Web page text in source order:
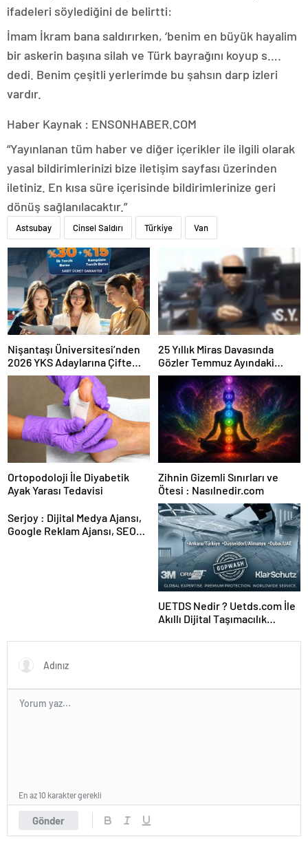
ifadeleri söylediğini de belirtti:
İmam İkram bana saldırırken, ‘benim en büyük hayalim
bir askerin başına silah ve Türk bayrağını koyup s….
dedi. Benim çeşitli yerlerimde bu şahsın darp izleri
vardır.
Haber Kaynak : ENSONHABER.COM
“Yayınlanan tüm haber ve diğer içerikler ile ilgili olarak
yasal bildirimlerinizi bize iletişim sayfası üzerinden
iletiniz. En kısa süre içerisinde bildirimlerinize geri
dönüş sağlanılacaktır.”
Astsubay Cinsel Saldırı Türkiye Van
Nişantaşı Üniversitesi’nden
2026 YKS Adaylarına Çifte
Güvence: Sabit Ücret ve
Kesintisiz Burs
25 Yıllık Miras Davasında
Gözler Temmuz Ayındaki
Karar Duruşmasına Çevrildi
Ortopodoloji İle Diyabetik
Ayak Yarası Tedavisi
Zihnin Gizemli Sınırları ve
Ötesi : Nasılnedir.com
Serjoy : Dijital Medya Ajansı,
Google Reklam Ajansı, SEO
UETDS Nedir ? Uetds.com İle
Akıllı Dijital Taşımacılık
Gönder
En az 10 karakter gerekli